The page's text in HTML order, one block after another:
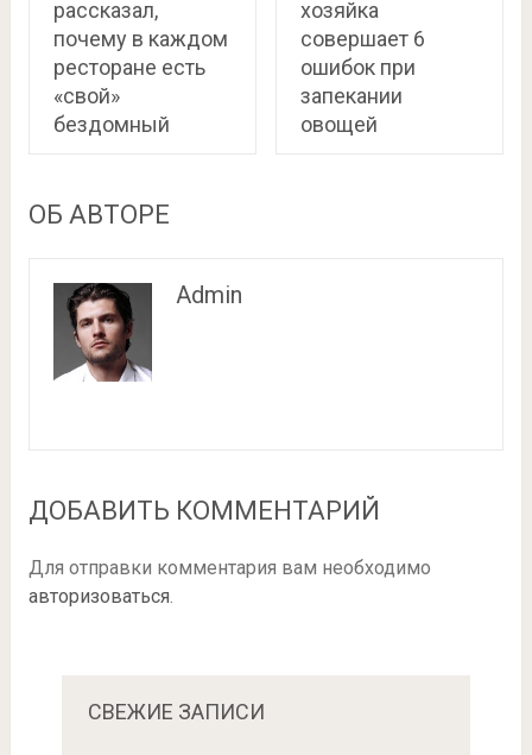
рассказал,
почему в каждом
ресторане есть
«свой»
бездомный
хозяйка
совершает 6
ошибок при
запекании
овощей
ОБ АВТОРЕ
Admin
ДОБАВИТЬ КОММЕНТАРИЙ
Для отправки комментария вам необходимо
авторизоваться.
СВЕЖИЕ ЗАПИСИ